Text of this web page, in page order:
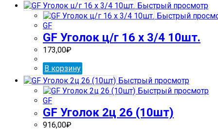
Быстрый просмотр
Быстрый
GF
GF Уголок ц/г 16 х 3/4 10шт.
173,00₽
В корзину
Быстрый просмотр
Быстрый просмотр
GF
GF Уголок 2ц 26 (10шт)
916,00₽